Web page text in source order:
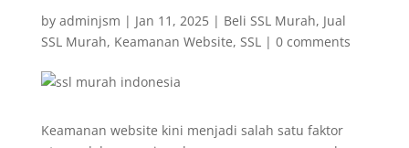
by adminjsm | Jan 11, 2025| Beli SSL Murah, Jual
SSL Murah, Keamanan Website, SSL| 0 comments
Keamanan website kini menjadi salah satu faktor